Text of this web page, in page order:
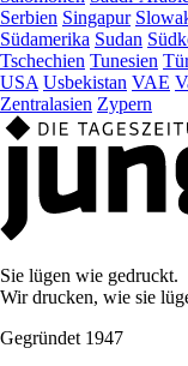
Serbien Singapur
Südamerika Sudan
Tschechien Tunesien
USA Usbekistan VAE
Zentralasien Zypern
Sie lügen wie gedruckt.
Wir drucken, wie sie
Gegründet 1947